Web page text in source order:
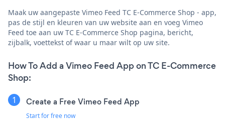
Maak uw aangepaste Vimeo Feed TC E-Commerce Shop - app,
pas de stijl en kleuren van uw website aan en voeg Vimeo
Feed toe aan uw TC E-Commerce Shop pagina, bericht,
zijbalk, voettekst of waar u maar wilt op uw site.
How To Add a Vimeo Feed App on TC E-Commerce
Shop:
Create a Free Vimeo Feed App
Start for free now